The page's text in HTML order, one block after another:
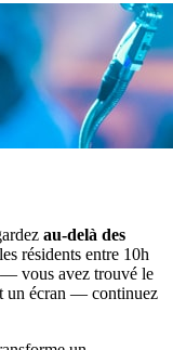
au-delà des
résidents entre 10h
— vous avez trouvé le
un écran — continuez